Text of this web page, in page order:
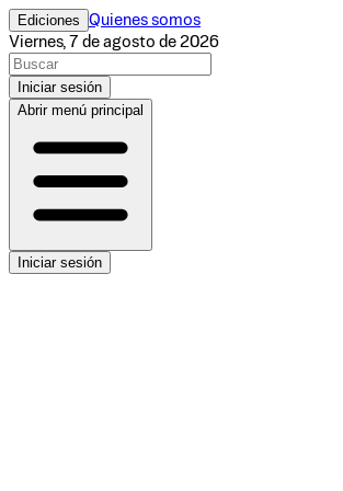
Ediciones Quienes somos
Viernes, 7 de agosto de 2026
Iniciar sesión
Abrir menú principal
Iniciar sesión